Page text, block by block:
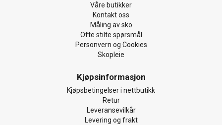
Våre butikker
Kontakt oss
Måling av sko
Ofte stilte spørsmål
Personvern og Cookies
Skopleie
Kjøpsinformasjon
Kjøpsbetingelser i nettbutikk
Retur
Leveransevilkår
Levering og frakt